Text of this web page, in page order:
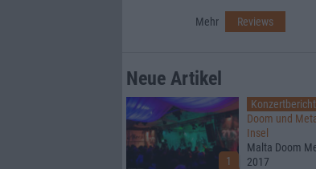
Mehr Reviews
Neue Artikel
1
Konzertbericht
Doom und
Insel
Malta Doom
2017